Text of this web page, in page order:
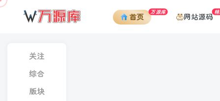
首页
万源库
网站源码
关注
综合
版块